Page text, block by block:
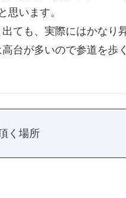
います。
ても、実際にはかなり
台が多いので参道を歩
く場所